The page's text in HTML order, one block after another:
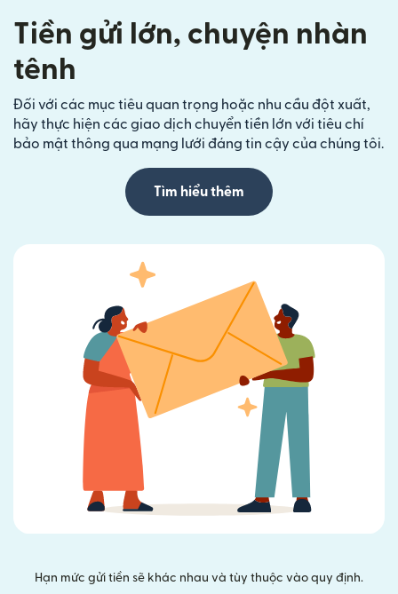
Tiền gửi lớn, chuyện nhàn
tênh
Đối với các mục tiêu quan trọng hoặc nhu cầu đột xuất,
hãy thực hiện các giao dịch chuyển tiền lớn với tiêu chí
bảo mật thông qua mạng lưới đáng tin cậy của chúng tôi.
Tìm hiểu thêm
Hạn mức gửi tiền sẽ khác nhau và tùy thuộc vào quy định.